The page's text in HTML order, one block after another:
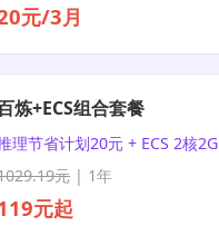
元/3月
炼+ECS组合套餐
理节省计划20元 + ECS 2核2G
元| 1年
元起